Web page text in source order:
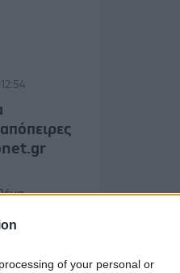
of your personal or